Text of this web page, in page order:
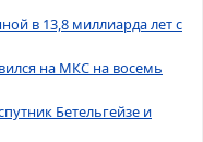
в 13,8 миллиарда лет с
на МКС на восемь
Бетельгейзе и